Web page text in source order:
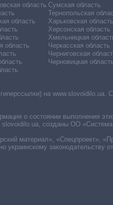
область
область
область
Сумская область
Тернопольская
Харьковская область
Херсонская область
Хмельницкая
Черкасская область
Черниговская
Черновицкая область
на www.slovoidilo.ua.
о состоянии выполнения
созданы ОО «Система
материал», «Спецпроект»,
законодательству